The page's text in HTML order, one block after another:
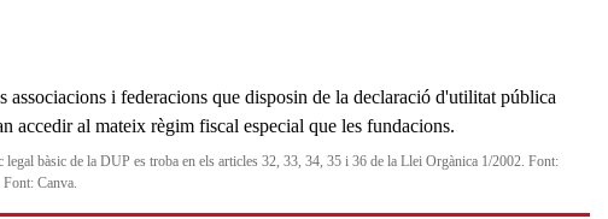
legal bàsic de la DUP es troba en els articles 32, 33, 34, 35 i 36 de la Llei Orgànica 1/2002. Font:
Font: Canva.